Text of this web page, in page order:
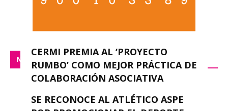
NACIONAL
CERMI PREMIA AL ‘PROYECTO
RUMBO’ COMO MEJOR PRÁCTICA DE
COLABORACIÓN ASOCIATIVA
Silvia G. Rubio - febrero 8, 2023
SE RECONOCE AL ATLÉTICO ASPE